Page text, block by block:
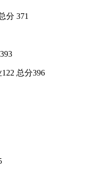
分 371
总分396